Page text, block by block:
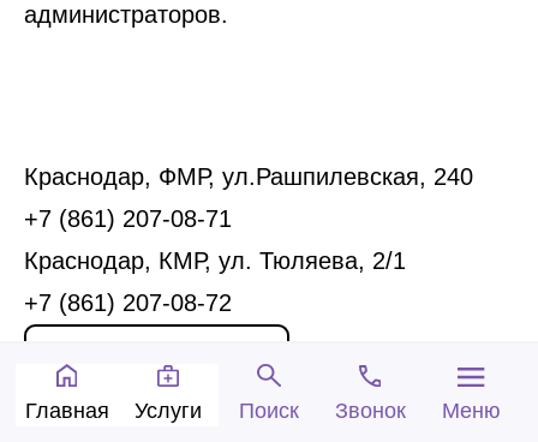
администраторов.
Краснодар, ФМР, ул.Рашпилевская, 240
+7 (861) 207-08-71
Краснодар, КМР, ул. Тюляева, 2/1
+7 (861) 207-08-72
Запись на прием
Обратный звонок
Главная Услуги Поиск Звонок Меню